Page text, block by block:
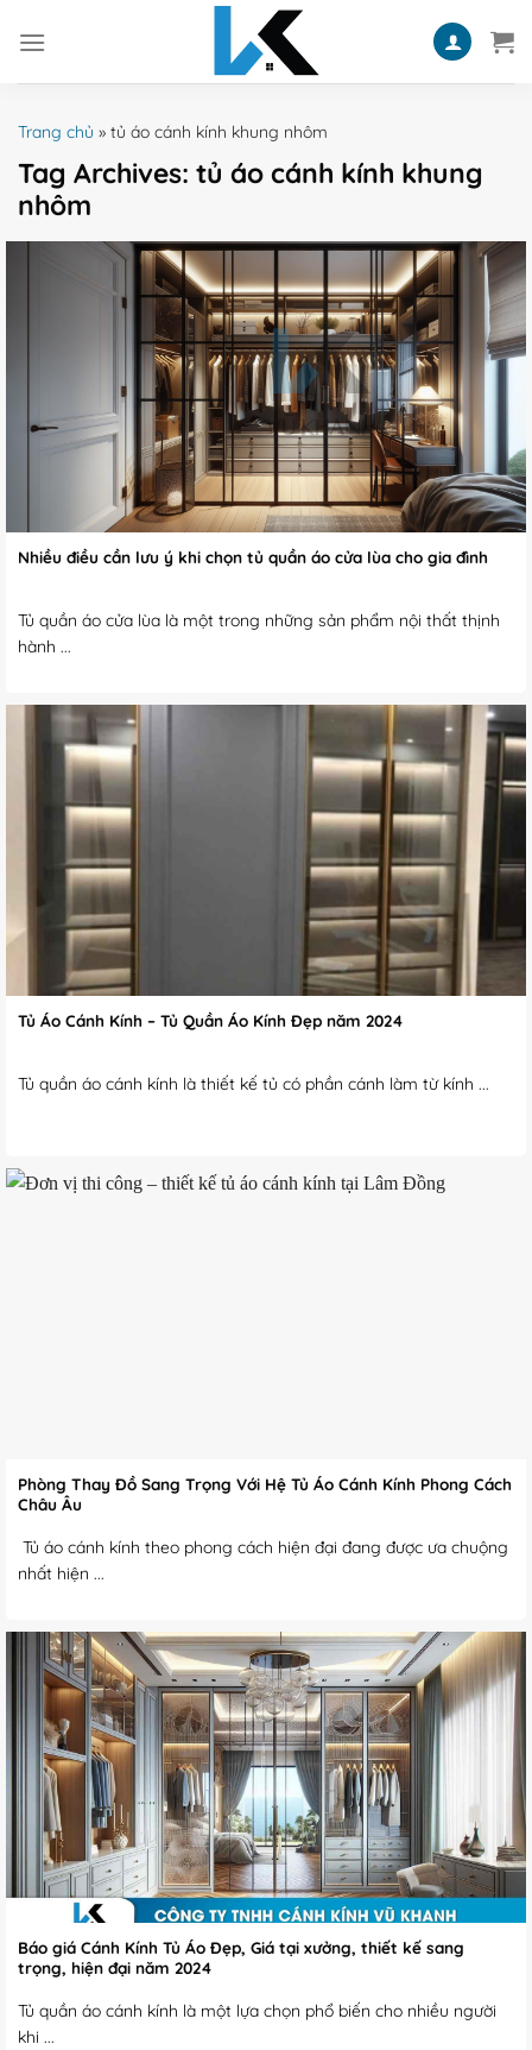
Trang chủ » tủ áo cánh kính khung nhôm
Tag Archives: tủ áo cánh kính khung
nhôm
Nhiều điều cần lưu ý khi chọn tủ quần áo cửa lùa cho gia đình
Tủ quần áo cửa lùa là một trong những sản phẩm nội thất thịnh
hành ...
Tủ Áo Cánh Kính – Tủ Quần Áo Kính Đẹp năm 2024
Tủ quần áo cánh kính là thiết kế tủ có phần cánh làm từ kính ...
Phòng Thay Đồ Sang Trọng Với Hệ Tủ Áo Cánh Kính Phong Cách
Châu Âu
Tủ áo cánh kính theo phong cách hiện đại đang được ưa chuộng
nhất hiện ...
Báo giá Cánh Kính Tủ Áo Đẹp, Giá tại xưởng, thiết kế sang
trọng, hiện đại năm 2024
Tủ quần áo cánh kính là một lựa chọn phổ biến cho nhiều người
khi ...